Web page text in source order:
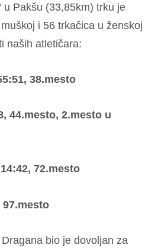
u Pakšu (33,85km) trku je
i 56 trkačica u ženskoj
naših atletičara:
38.mesto
44.mesto, 2.mesto u
72.mesto
97.mesto
bio je dovoljan za